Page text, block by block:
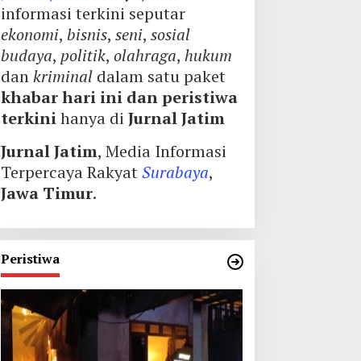
informasi terkini seputar
ekonomi, bisnis, seni, sosial
budaya, politik, olahraga, hukum
dankriminaldalam satu paket
khabar hari ini dan peristiwa
terkinihanya di Jurnal Jatim
Jurnal Jatim, Media Informasi
Terpercaya RakyatSurabaya,
Jawa Timur.
Peristiwa